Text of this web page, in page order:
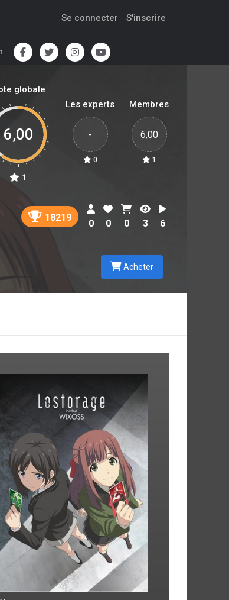
Se connecter S'inscrire
globale
6,00
1
Les experts
-
0
Membres
6,00
1
18219
0 0 0 3 6
Acheter
0 commentaire
Episode 5 5
ven. 4 nov. 2016